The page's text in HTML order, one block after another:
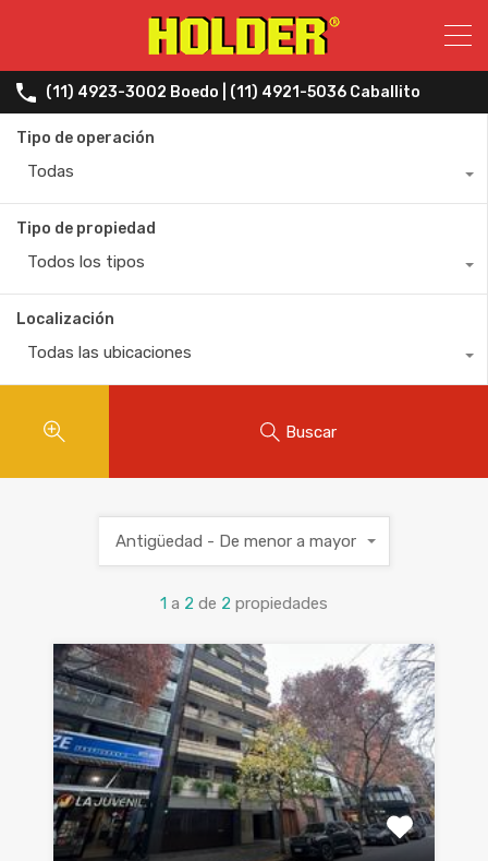
(11) 4923-3002 Boedo | (11) 4921-5036 Caballito
Tipo de operación
Todas
Tipo de propiedad
Todos los tipos
Localización
Todas las ubicaciones
Buscar
1 a 2 de 2 propiedades
Antigüedad - De menor a mayor